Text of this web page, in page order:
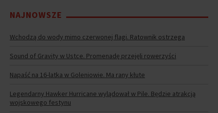
NAJNOWSZE
Wchodzą do wody mimo czerwonej flagi. Ratownik ostrzega
Sound of Gravity w Ustce. Promenadę przejęli rowerzyści
Napaść na 16-latka w Goleniowie. Ma rany kłute
Legendarny Hawker Hurricane wylądował w Pile. Będzie atrakcją
wojskowego festynu